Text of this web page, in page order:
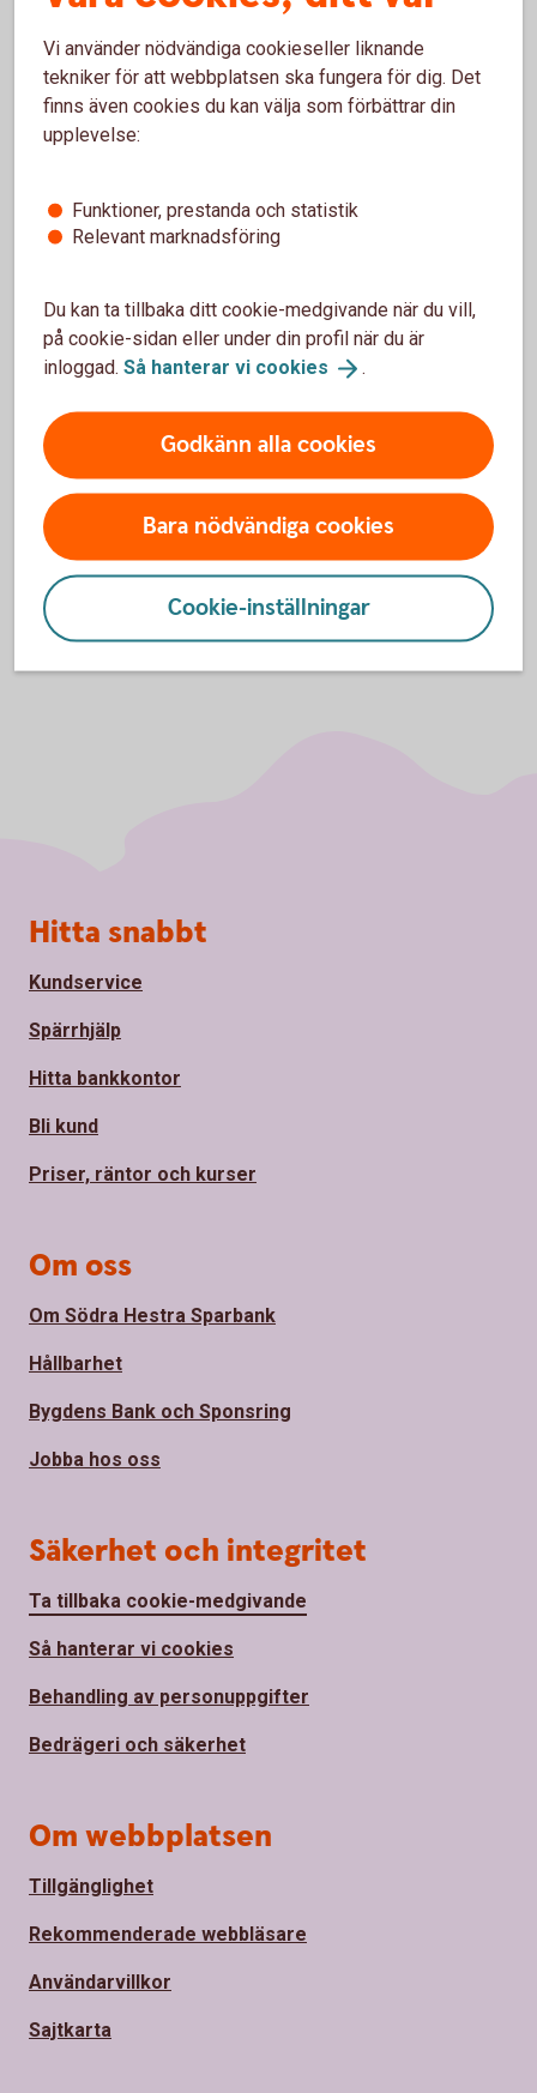
Validex kan användas av Swedbank och
sparbankernas kunder och tjänsteleverantörer för att
kontrollera att ISO 20022-meddelanden är korrekt
implementerade enligt Swedbanks ”ISO 20022
Testmiljön för ISO20022- baserade filer -
godkänna cookies för Funktioner, prestanda
och statistik.
Vi använder nödvändiga cookieseller liknande
tekniker för att webbplatsen ska fungera för dig. Det
finns även cookies du kan välja som förbättrar din
upplevelse:
Funktioner, prestanda och statistik
Relevant marknadsföring
Du kan ta tillbaka ditt cookie-medgivande när du vill,
på cookie-sidan eller under din profil när du är
inloggad. Så hanterar vi cookies .
Godkänn alla cookies
Bara nödvändiga cookies
Cookie-inställningar
Sidfot
Hitta snabbt
Kundservice
Spärrhjälp
Hitta bankkontor
Bli kund
Priser, räntor och kurser
Om oss
Om Södra Hestra Sparbank
Hållbarhet
Bygdens Bank och Sponsring
Jobba hos oss
Säkerhet och integritet
Ta tillbaka cookie-medgivande
Så hanterar vi cookies
Behandling av personuppgifter
Bedrägeri och säkerhet
Om webbplatsen
Tillgänglighet
Rekommenderade webbläsare
Användarvillkor
Sajtkarta